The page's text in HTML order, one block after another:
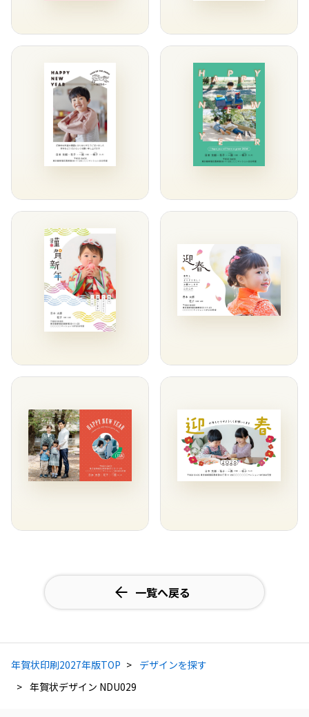
一覧へ戻る
年賀状印刷2027年版TOP
デザインを探す
年賀状デザイン NDU029